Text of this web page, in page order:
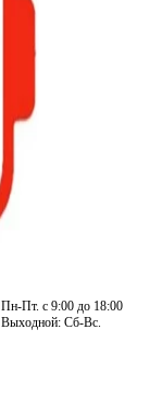
Пн-Пт. с 9:00 до 18:00
Выходной: Сб-Вс.